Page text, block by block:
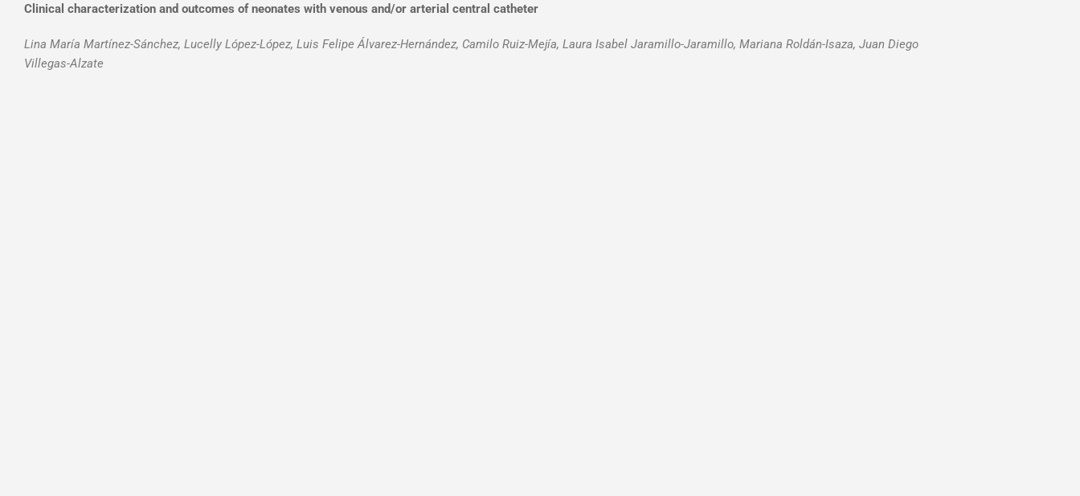
Clinical characterization and outcomes of neonates with venous and/or arterial central catheter
Lina María Martínez-Sánchez, Lucelly López-López, Luis Felipe Álvarez-Hernández, Camilo Ruiz-Mejía, Laura Isabel Jaramillo-Jaramillo, Mariana Roldán-Isaza, Juan Diego
Villegas-Alzate